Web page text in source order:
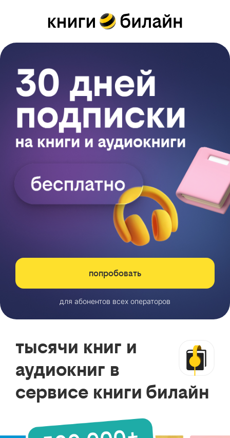
попробовать
для абонентов всех операторов
тысячи книг и
аудиокниг в
сервисе книги билайн